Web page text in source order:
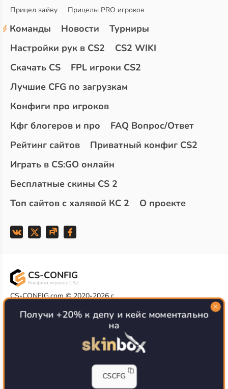
Прицел зайву
Прицелы PRO игроков
Команды Новости
Турниры
Настройки рук в CS2
CS2 WIKI
Скачать CS
FPL игроки CS2
Лучшие CFG по загрузкам
Конфиги про игроков
Кфг блогеров и про
FAQ Вопрос/Ответ
Рейтинг сайтов
Приватный конфиг CS2
Играть в CS:GO онлайн
Бесплатные скины CS 2
Топ сайтов с халявой КС 2
О проекте
CS-CONFIG
Конфиги игроков CS2
CS-CONFIG.com © 2020-2026 г.
РЕКЛАМА НА САЙТЕ
Все доступные варианты размещения
Согласие на обработку данных
О CS-CONFIG.COM
CFG pro CS 2 - именно это мы и размещаем на нашем
проекте, иными словами мы предоставляем пользователям
Получи +20% к депу и кейс моментально
на
CSCFG